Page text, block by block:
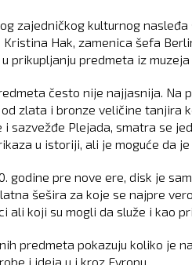
zajedničkog kulturnog
Kristina Hak, zamenica šefa
prikupljanju predmeta iz
često nije najjasnija. Na
zlata i bronze veličine tanjira
i sazvežđe Plejada, smatra se
u istoriji, ali je moguće da
godine pre nove ere, disk je
šešira za koje se najpre
ali koji su mogli da služe i kao
predmeta pokazuju koliko je
i ideja u i kroz Evropu.